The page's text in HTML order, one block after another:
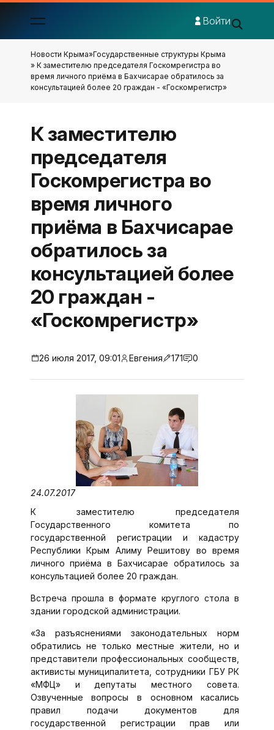
Войти
Новости Крыма»Государственные структуры Крыма
» К заместителю председателя Госкомрегистра во
время личного приёма в Бахчисарае обратилось за
консультацией более 20 граждан - «Госкомрегистр»
К заместителю
председателя
Госкомрегистра во
время личного
приёма в Бахчисарае
обратилось за
консультацией более
20 граждан -
«Госкомрегистр»
26 июля 2017, 09:01 Евгения 171 0
24.07.2017
К заместителю председателя
Государственного комитета по
государственной регистрации и кадастру
Республики Крым Алиму Решитову во время
личного приёма в Бахчисарае обратилось за
консультацией более 20 граждан.
Встреча прошла в формате круглого стола в
здании городской администрации.
«За разъяснениями законодательных норм
обратились не только местные жители, но и
представители профессиональных сообществ,
активисты муниципалитета, сотрудники ГБУ РК
«МФЦ» и депутаты местного совета.
Озвученные вопросы в основном касались
правил подачи документов для
государственной регистрации прав или